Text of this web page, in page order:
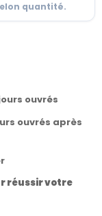
quantité.
ouvrés
ouvrés après
réussir votre